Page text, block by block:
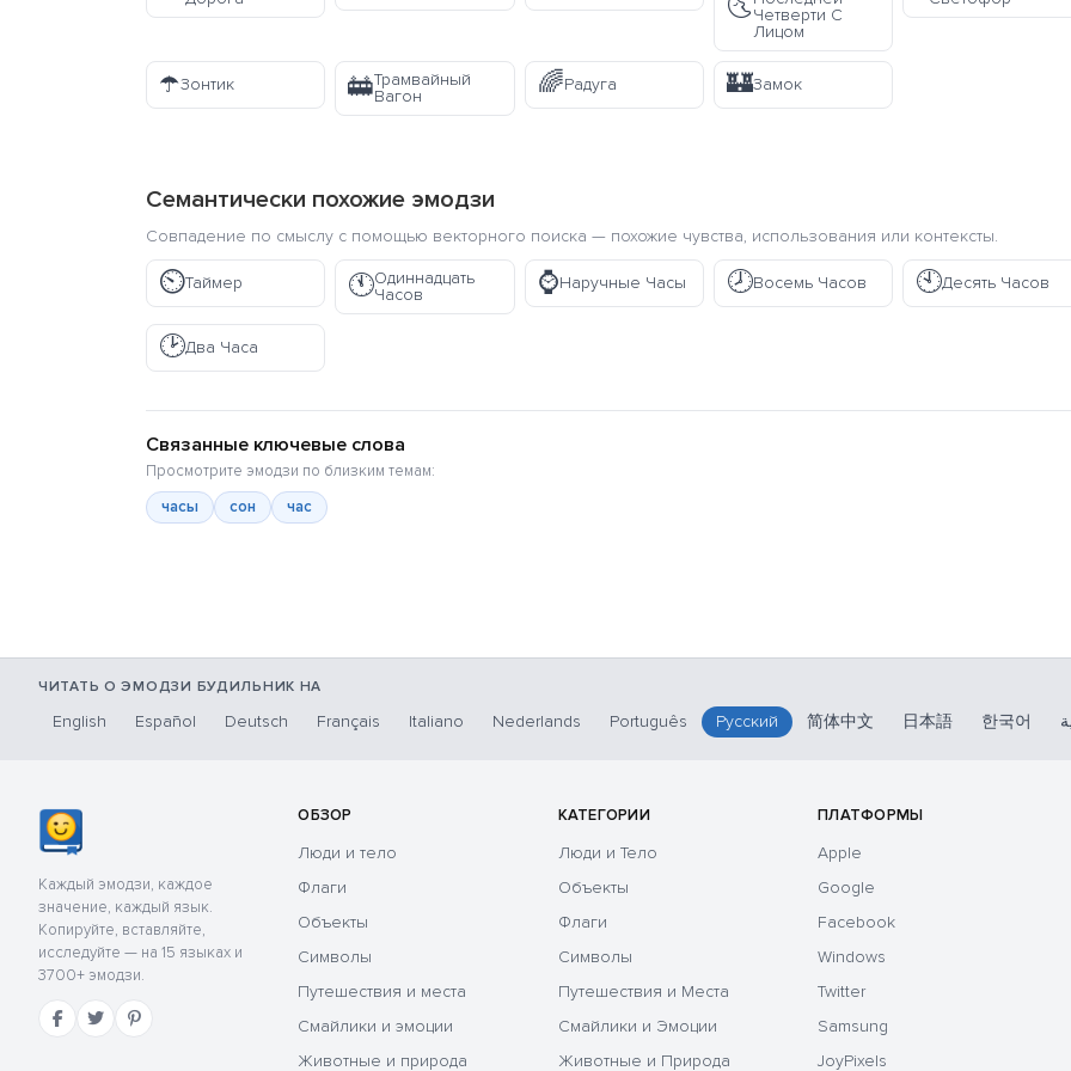
🌜Четверти С
Лицом
☂️Зонтик 🚋Трамвайный
Вагон
🌈Радуга 🏰Замок
Семантически похожие эмодзи
Совпадение по смыслу с помощью векторного поиска — похожие чувства, использования или контексты.
⏲️Таймер 🕚Одиннадцать
Часов
⌚Наручные Часы 🕗Восемь Часов 🕙Десять Часов
🕑Два Часа
Связанные ключевые слова
Просмотрите эмодзи по близким темам:
часы
сон час
ЧИТАТЬ О ЭМОДЗИ БУДИЛЬНИК НА
English Español Deutsch Français Italiano Nederlands Português Русский 简体中文 日本語 한국어
Каждый эмодзи, каждое
значение, каждый язык.
Копируйте, вставляйте,
исследуйте — на 15 языках и
3700+ эмодзи.
ОБЗОР
Люди и тело
Флаги
Объекты
Символы
Путешествия и места
Смайлики и эмоции
Животные и природа
КАТЕГОРИИ
Люди и Тело
Объекты
Флаги
Символы
Путешествия и Места
Смайлики и Эмоции
Животные и Природа
ПЛАТФОРМЫ
Apple
Google
Facebook
Windows
Twitter
Samsung
JoyPixels